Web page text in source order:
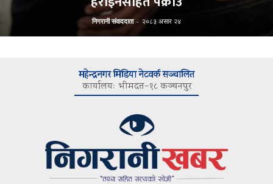
निगरानी संवाददाता - २०८३ असार २४
महेन्द्रनगर मिडिया नेटवर्क सञ्चालित
कार्यालयः भीमदत्त–१८ कञ्चनपुर